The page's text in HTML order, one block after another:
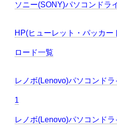
ソニー(SONY)パソコンドラ
HP(ヒューレット・パッカ
ロード一覧
レノボ(Lenovo)パソコンド
1
レノボ(Lenovo)パソコンド